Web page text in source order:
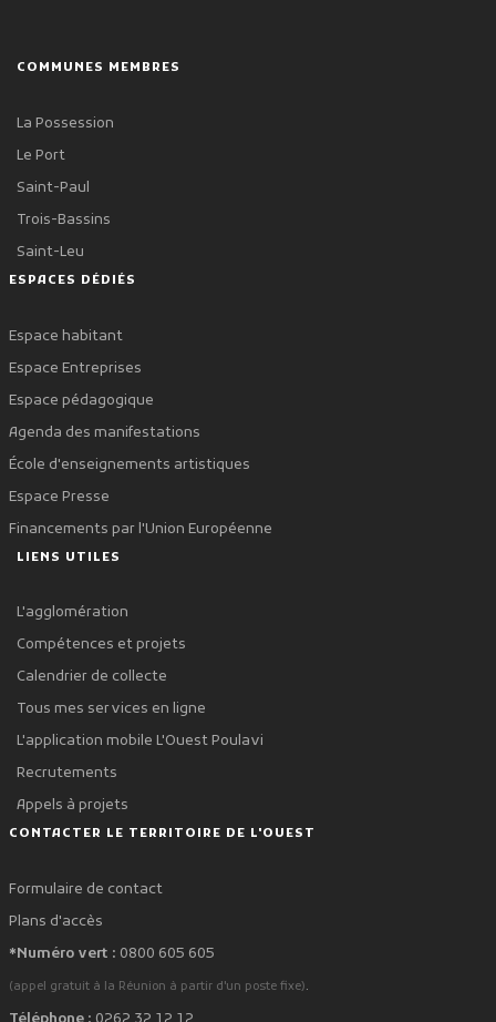
COMMUNES MEMBRES
La Possession
Le Port
Saint-Paul
Trois-Bassins
Saint-Leu
ESPACES DÉDIÉS
Espace habitant
Espace Entreprises
Espace pédagogique
Agenda des manifestations
École d'enseignements artistiques
Espace Presse
Financements par l'Union Européenne
LIENS UTILES
L'agglomération
Compétences et projets
Calendrier de collecte
Tous mes services en ligne
L'application mobile L'Ouest Poulavi
Recrutements
Appels à projets
CONTACTER LE TERRITOIRE DE L'OUEST
Formulaire de contact
Plans d'accès
*Numéro vert : 0800 605 605
(appel gratuit à la Réunion à partir d'un poste fixe).